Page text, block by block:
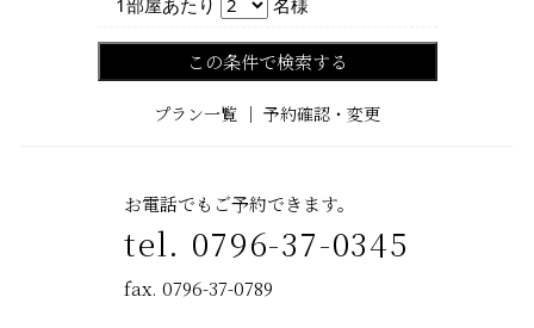
1部屋あたり
名様
この条件で検索する
プラン一覧 ｜ 予約確認・変更
お電話でもご予約できます。
tel. 0796-37-0345
fax. 0796-37-0789